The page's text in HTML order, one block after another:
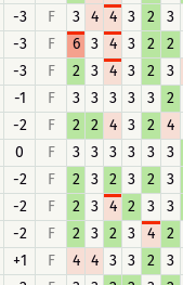
-3 F 3 4 4 3 2
3
-3 F 6 3 4 3 2
2
-3 F 2 3 4 3 2
3
-1 F 3 3 3 3 3
2
-2 F 2 2 4 3 2
4
0 F 3 3 3 3 3
3
-2 F 2 3 2 3 2
3
-2 F 2 3 4 2 3
3
-2 F 2 3 2 3 4
2
+1 F 4 4 3 3 2
3